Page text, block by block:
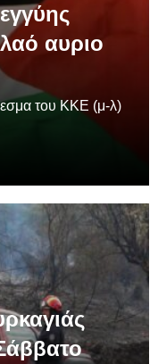
αυριο
του ΚΚΕ (μ-λ)